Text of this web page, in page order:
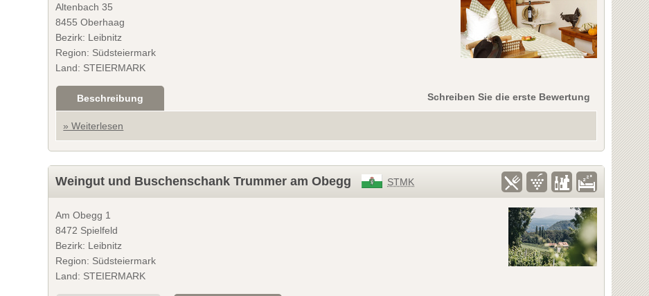
Altenbach 35
8455 Oberhaag
Bezirk: Leibnitz
Region: Südsteiermark
Land: STEIERMARK
Beschreibung Schreiben Sie die erste Bewertung
» Weiterlesen
Weingut und Buschenschank Trummer am Obegg STMK
Am Obegg 1
8472 Spielfeld
Bezirk: Leibnitz
Region: Südsteiermark
Land: STEIERMARK